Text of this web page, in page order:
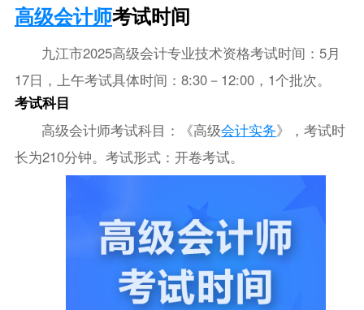
高级会计师考试时间
九江市2025高级会计专业技术资格考试时间：5月
17日，上午考试具体时间：8:30－12:00，1个批次。
考试科目
高级会计师考试科目：《高级会计实务》，考试时
长为210分钟。考试形式：开卷考试。